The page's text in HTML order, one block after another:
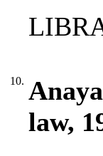
10.
law,